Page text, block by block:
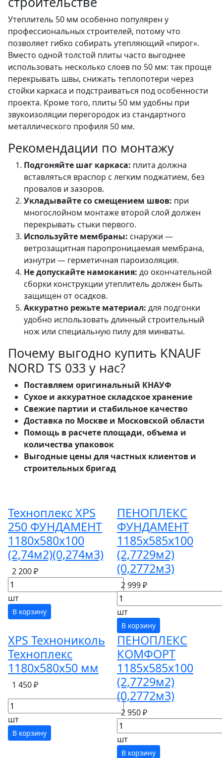
Утеплитель 50 мм особенно популярен у
профессиональных строителей, потому что
позволяет гибко собирать утепляющий «пирог».
Вместо одной толстой плиты часто выгоднее
использовать несколько слоев по 50 мм: так проще
перекрывать швы, снижать теплопотери через
стойки каркаса и подстраиваться под особенности
проекта. Кроме того, плиты 50 мм удобны при
звукоизоляции перегородок из стандартного
металлического профиля 50 мм.
Рекомендации по монтажу
Подгоняйте шаг каркаса: плита должна
вставляться враспор с легким поджатием, без
провалов и зазоров.
Укладывайте со смещением швов: при
многослойном монтаже второй слой должен
перекрывать стыки первого.
Используйте мембраны: снаружи —
ветрозащитная паропроницаемая мембрана,
изнутри — герметичная пароизоляция.
Не допускайте намокания: до окончательной
сборки конструкции утеплитель должен быть
защищен от осадков.
Аккуратно режьте материал: для подгонки
удобно использовать длинный строительный
нож или специальную пилу для минваты.
Почему выгодно купить KNAUF
NORD TS 033 у нас?
Поставляем оригинальный КНАУФ
Сухое и аккуратное складское хранение
Свежие партии и стабильное качество
Доставка по Москве и Московской области
Помощь в расчете площади, объема и
количества упаковок
Выгодные цены для частных клиентов и
строительных бригад
Техноплекс XPS
250 ФУНДАМЕНТ
1180x580x100
(2,74м2)(0,274м3)
2 200 ₽
шт
В корзину
ПЕНОПЛЕКС
ФУНДАМЕНТ
1185x585x100
(2,7729м2)
(0,2772м3)
2 999 ₽
шт
В корзину
XPS Технониколь
Техноплекс
1180х580х50 мм
1 450 ₽
шт
В корзину
ПЕНОПЛЕКС
КОМФОРТ
1185x585x100
(2,7729м2)
(0,2772м3)
2 950 ₽
шт
В корзину